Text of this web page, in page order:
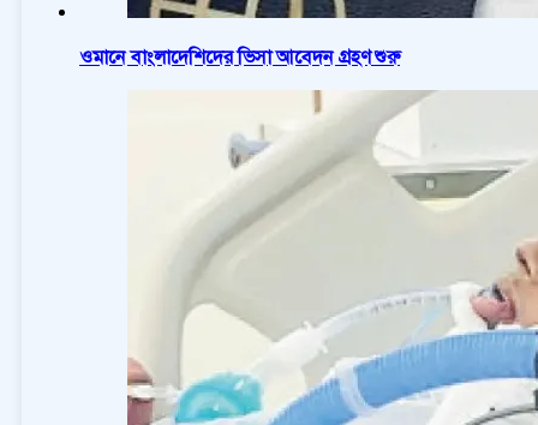
ওমানে বাংলাদেশিদের ভিসা আবেদন গ্রহণ শুরু